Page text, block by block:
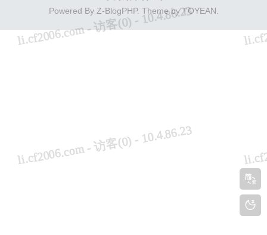
Powered By Z-BlogPHP. Theme byTOYEAN